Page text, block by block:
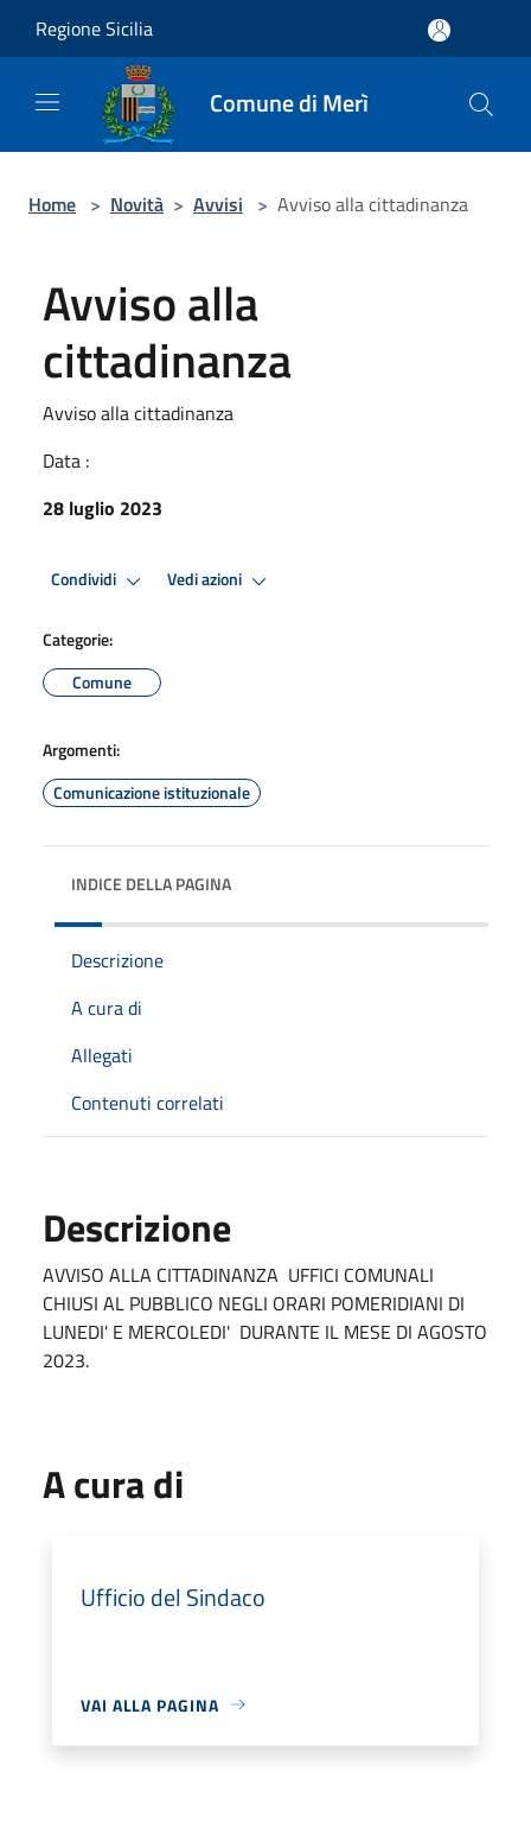
Regione Sicilia
Comune di Merì
Home > Novità > Avvisi > Avviso alla cittadinanza
Avviso alla
cittadinanza
Avviso alla cittadinanza
Data :
28 luglio 2023
Condividi Vedi azioni
Categorie:
Comune
Argomenti:
Comunicazione istituzionale
INDICE DELLA PAGINA
Descrizione
A cura di
Allegati
Contenuti correlati
Descrizione
AVVISO ALLA CITTADINANZA UFFICI COMUNALI
CHIUSI AL PUBBLICO NEGLI ORARI POMERIDIANI DI
LUNEDI' E MERCOLEDI' DURANTE IL MESE DI AGOSTO
2023.
A cura di
Ufficio del Sindaco
VAI ALLA PAGINA